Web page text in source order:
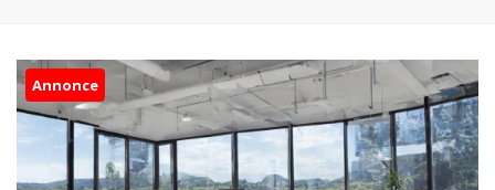
Annonce